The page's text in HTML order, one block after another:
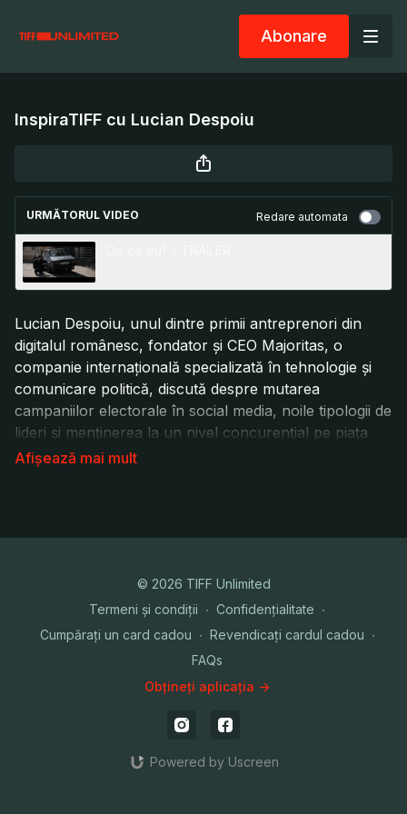
Abonare
InspiraTIFF cu Lucian Despoiu
URMĂTORUL VIDEO Redare automata
Lucian Despoiu, unul dintre primii antreprenori din
digitalul românesc, fondator și CEO Majoritas, o
companie internațională specializată în tehnologie și
comunicare politică, discută despre mutarea
campaniilor electorale în social media, noile tipologii de
lideri și menținerea la un nivel concurențial pe piața
globală.
© 2026 TIFF Unlimited
Termeni și condiții ∙ Confidențialitate ∙
Cumpărați un card cadou ∙ Revendicați cardul cadou ∙
FAQs
Obțineți aplicația ->
Powered by Uscreen